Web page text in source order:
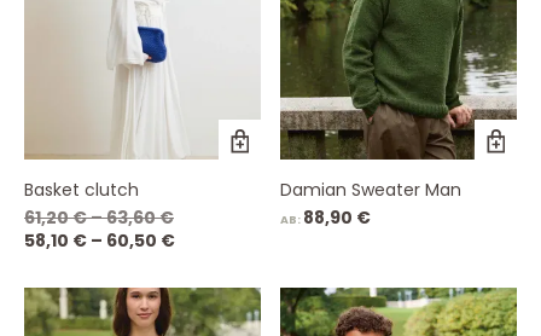
Basket clutch
61,20€–63,60€Ursprünglicher
Preis
61,20 €
–
63,60 €
58,10 € – 60,50 €Aktueller
ist:
58,10 €
–
Damian Sweater Man
AB: 88,90 €